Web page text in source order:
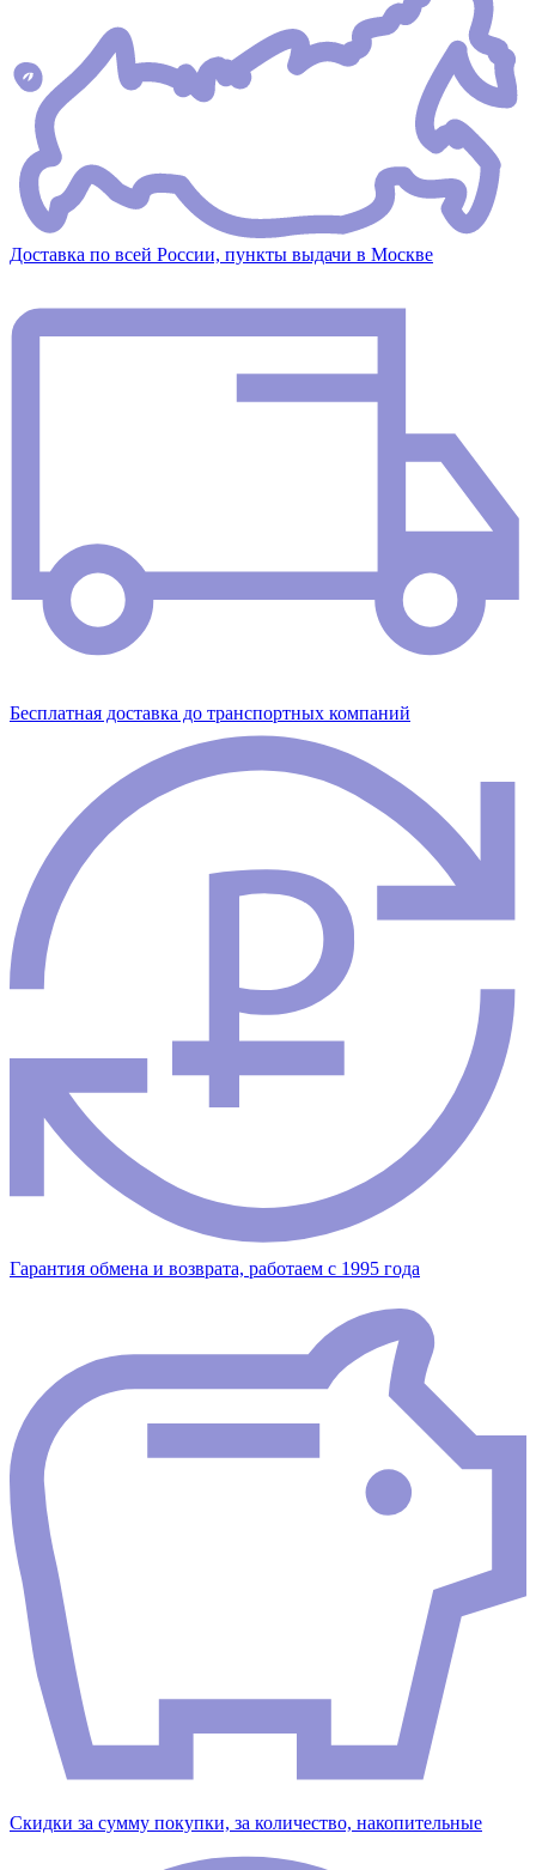
Доставка по всей России, пункты выдачи в Москве
Бесплатная доставка до транспортных компаний
Гарантия обмена и возврата, работаем с 1995 года
Скидки за сумму покупки, за количество, накопительные